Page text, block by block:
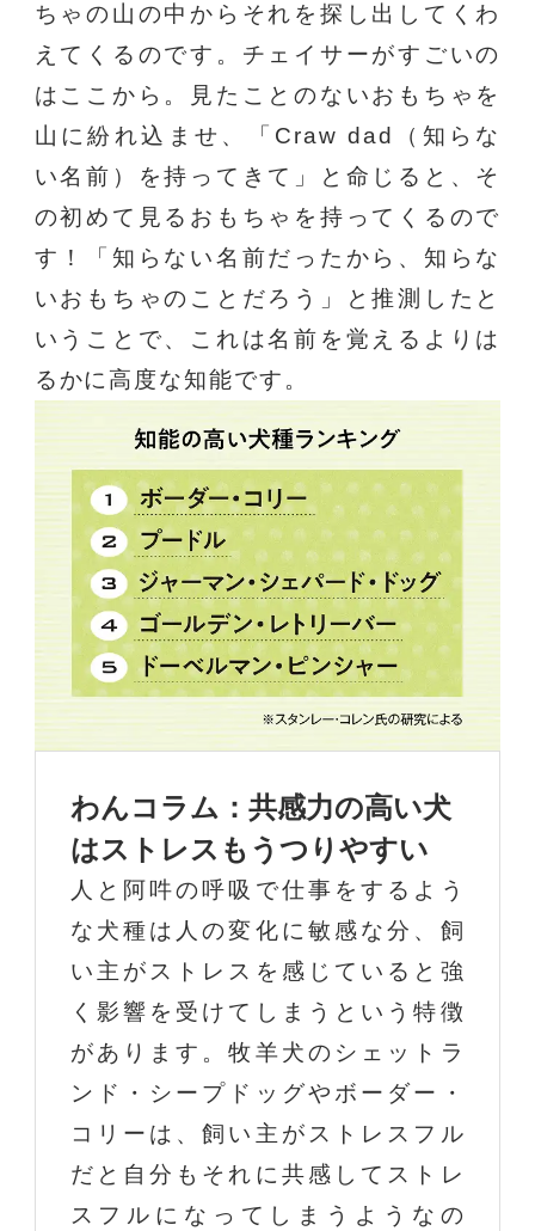
ちゃの山の中からそれを探し出してくわ
えてくるのです。チェイサーがすごいの
はここから。見たことのないおもちゃを
山に紛れ込ませ、「Craw dad（知らな
い名前）を持ってきて」と命じると、そ
の初めて見るおもちゃを持ってくるので
す！「知らない名前だったから、知らな
いおもちゃのことだろう」と推測したと
いうことで、これは名前を覚えるよりは
るかに高度な知能です。
わんコラム：共感力の高い犬
はストレスもうつりやすい
人と阿吽の呼吸で仕事をするよう
な犬種は人の変化に敏感な分、飼
い主がストレスを感じていると強
く影響を受けてしまうという特徴
があります。牧羊犬のシェットラ
ンド・シープドッグやボーダー・
コリーは、飼い主がストレスフル
だと自分もそれに共感してストレ
スフルになってしまうようなの